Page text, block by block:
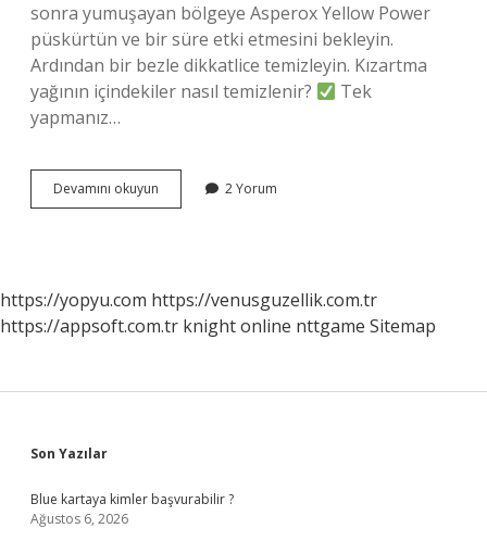
sonra yumuşayan bölgeye Asperox Yellow Power
püskürtün ve bir süre etki etmesini bekleyin.
Ardından bir bezle dikkatlice temizleyin. Kızartma
yağının içindekiler nasıl temizlenir?
Tek
yapmanız…
Devamını okuyun
Yağ
2 Yorum
https://yopyu.com https://venusguzellik.com.tr
https://appsoft.com.tr knight online nttgame Sitemap
Sidebar
Son Yazılar
Blue kartaya kimler başvurabilir ?
Ağustos 6, 2026